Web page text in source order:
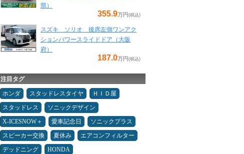
県）
355.9万円 (税込)
スズキ ソリオ 後席左側ワンアク
ションパワースライドドア（大阪
府）
187.0万円 (税込)
注目タグ
ホンダ スタッドレスタイヤ
ＨＩＤ屋
スタッドレス
ソニックデザイン
X-ICESNOW＋
愛車記念日
ソニックプラス
スピーカー交換
夏休み
エアコンフィルター
デッドニング
HONDA